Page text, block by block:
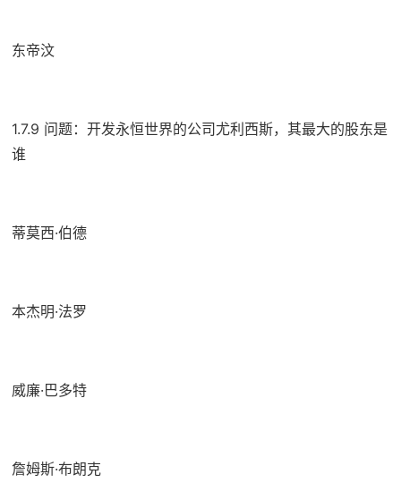
东帝汶
1.7.9 问题：开发永恒世界的公司尤利西斯，其最大的股东是
谁
蒂莫西·伯德
本杰明·法罗
威廉·巴多特
詹姆斯·布朗克